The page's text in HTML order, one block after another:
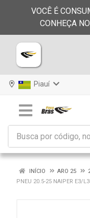
VOCÊ É
CONHEÇA
Piauí
INÍCIO ARO 25
PNEU 20.5-25 NAIPER E3/